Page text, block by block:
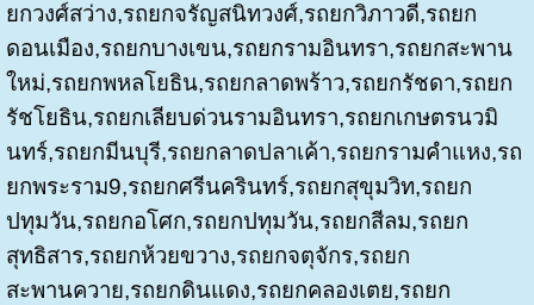
ยกวงศ์สว่าง,รถยกจรัญสนิทวงศ์,รถยกวิภาวดี,รถยก
ดอนเมือง,รถยกบางเขน,รถยกรามอินทรา,รถยกสะพาน
ใหม่,รถยกพหลโยธิน,รถยกลาดพร้าว,รถยกรัชดา,รถยก
รัชโยธิน,รถยกเลียบด่วนรามอินทรา,รถยกเกษตรนวมิ
นทร์,รถยกมีนบุรี,รถยกลาดปลาเค้า,รถยกรามคำแหง,รถ
ยกพระราม9,รถยกศรีนครินทร์,รถยกสุขุมวิท,รถยก
ปทุมวัน,รถยกอโศก,รถยกปทุมวัน,รถยกสีลม,รถยก
สุทธิสาร,รถยกห้วยขวาง,รถยกจตุจักร,รถยก
สะพานควาย,รถยกดินแดง,รถยกคลองเตย,รถยก